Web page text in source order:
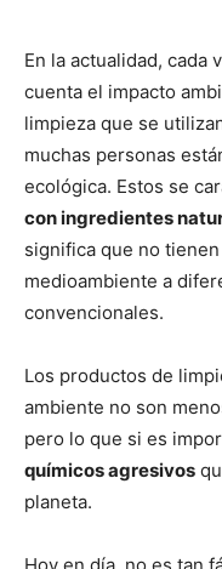
En la actualidad, cada
cuenta el impacto
limpieza que se
muchas personas
ecológica. Estos se
con ingredientes
significa que no
medioambiente a
convencionales.
Los productos de
ambiente no son
pero lo que si es
químicos agresivos
planeta.